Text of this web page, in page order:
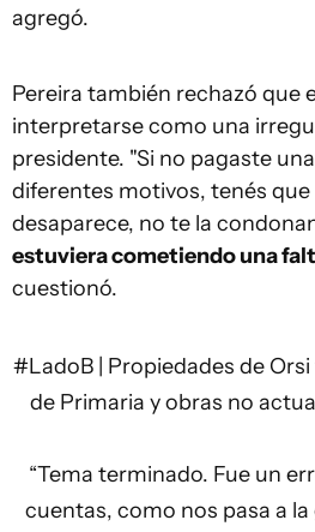
agregó.
Pereira también rechazó que
interpretarse como una
presidente. "Si no pagaste
diferentes motivos, tenés que
desaparece, no te la
estuviera cometiendo una
cuestionó.
#LadoB| Propiedades de
de Primaria y obras no
“Tema terminado. Fue un
cuentas, como nos pasa a